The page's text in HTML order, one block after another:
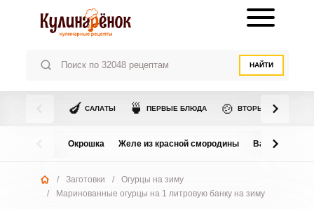
НАЙТИ
🍆 САЛАТЫ 🍵 ПЕРВЫЕ БЛЮДА 🍲 ВТОРЫЕ БЛЮДА
Окрошка Желе из красной смородины Варенье из
/ Заготовки /
Огурцы на зиму
/
Маринованные огурцы на 1 литровую банку на зиму